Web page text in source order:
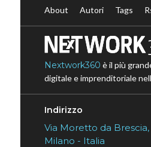
About Autori Tags
Nextwork360 è il più
digitale e imprenditoriale
Indirizzo
Via Moretto da Brescia,
Milano - Italia